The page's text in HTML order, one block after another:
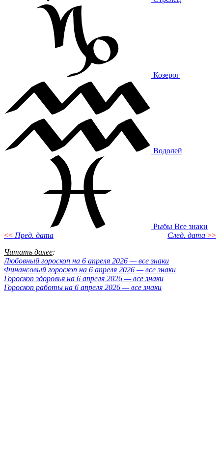
Козерог
Водолей
Рыбы Все знаки
<< Пред. дата След. дата >>
Читать далее:
Любовный гороскоп на 6 апреля 2026 — все знаки
Финансовый гороскоп на 6 апреля 2026 — все знаки
Гороскоп здоровья на 6 апреля 2026 — все знаки
Гороскоп работы на 6 апреля 2026 — все знаки